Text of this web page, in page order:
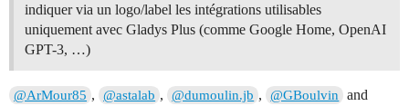
indiquer via un logo/label les intégrations utilisables
uniquement avec Gladys Plus (comme Google Home, OpenAI
GPT-3, …)
@ArMour85 , @astalab , @dumoulin.jb , @GBoulvin and